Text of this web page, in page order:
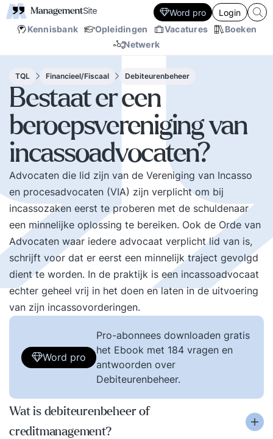
Kennisbank Opleidingen Vacatures
Boeken
Netwerk
Word pro Login
TQL Financieel/Fiscaal Debiteurenbeheer
Bestaat er een
beroepsvereniging van
incassoadvocaten?
Advocaten die lid zijn van de Vereniging van Incasso
en procesadvocaten (VIA) zijn verplicht om bij
incassozaken eerst te proberen met de schuldenaar
een minnelijke oplossing te bereiken. Ook de Orde van
Advocaten waar iedere advocaat verplicht lid van is,
schrijft voor dat er eerst een minnelijk traject gevolgd
dient te worden. In de praktijk is een incassoadvocaat
echter geheel vrij in het doen en laten in de uitvoering
van zijn incassovorderingen.
Word pro
Pro-abonnees downloaden gratis
het Ebook met 184 vragen en
antwoorden over
Debiteurenbeheer.
Wat is debiteurenbeheer of
creditmanagement?